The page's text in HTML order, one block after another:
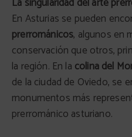
En Asturias se pueden
prerrománicos, algunos en
conservación que otros,
la región. En la colina del
de la ciudad de Oviedo, se
monumentos más
prerrománico asturiano.